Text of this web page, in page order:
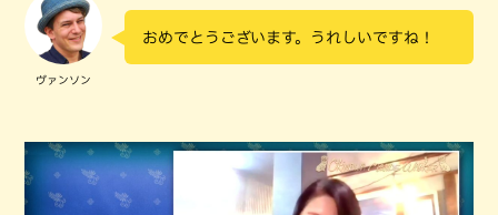
ヴァンソン
おめでとうございます。うれしいですね！